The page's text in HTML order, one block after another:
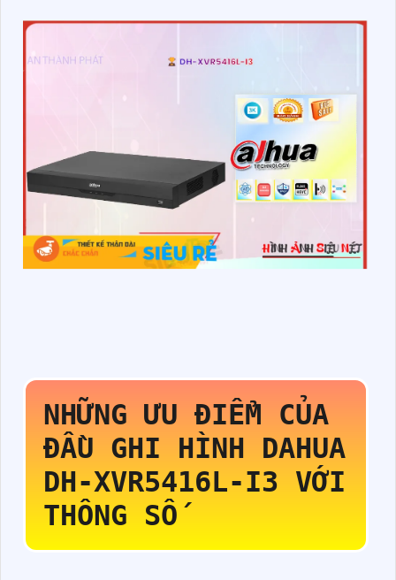
NHỮNG ƯU ĐIỂM CỦA
ĐẦU GHI HÌNH DAHUA
DH-XVR5416L-I3 VỚI
THÔNG SỐ